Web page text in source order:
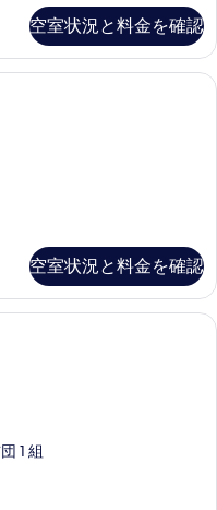
空室状況と料金を確認
寝具、羽毛の掛け布団、ピロー
空室状況と料金を確認
ックス ヴィラ | 高級寝具、羽毛
1 組